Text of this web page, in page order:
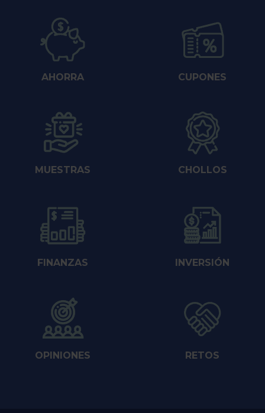
AHORRA CUPONES
MUESTRAS CHOLLOS
FINANZAS INVERSIÓN
OPINIONES RETOS